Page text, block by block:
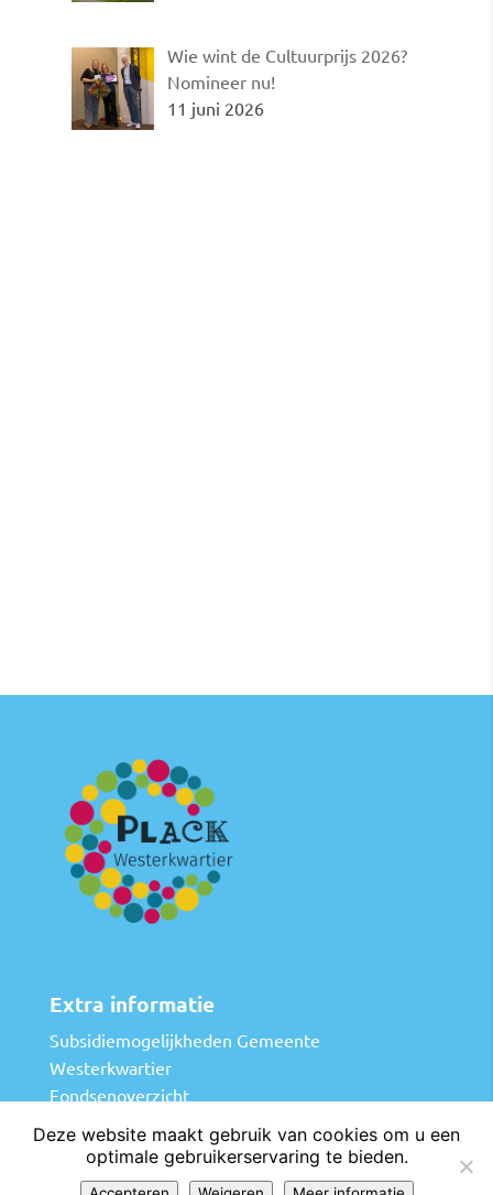
Wie wint de Cultuurprijs 2026?
Nomineer nu!
11 juni 2026
Extra informatie
Subsidiemogelijkheden Gemeente
Westerkwartier
Fondsenoverzicht
Tips en trucs bij fondsenwerving
Vergunningen
Deze website maakt gebruik van cookies om u een
optimale gebruikerservaring te bieden.